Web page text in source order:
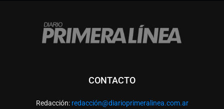
CONTACTO
Redacción: redacción@diarioprimeralinea.com.ar